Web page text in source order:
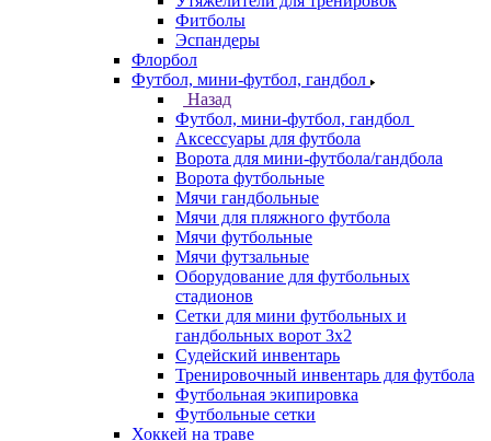
Фитболы
Эспандеры
Флорбол
Футбол, мини-футбол, гандбол
Назад
Футбол, мини-футбол, гандбол
Аксессуары для футбола
Ворота для мини-футбола/гандбола
Ворота футбольные
Мячи гандбольные
Мячи для пляжного футбола
Мячи футбольные
Мячи футзальные
Оборудование для футбольных
стадионов
Сетки для мини футбольных и
гандбольных ворот 3х2
Судейский инвентарь
Тренировочный инвентарь для футбола
Футбольная экипировка
Футбольные сетки
Хоккей на траве